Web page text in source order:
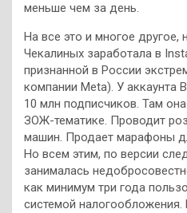
меньше чем за день.
На все это и многое
Чекалиных заработала в
признанной в России
компании Meta). У аккаунта
10 млн подписчиков. Там
ЗОЖ-тематике. Проводит
машин. Продает марафоны
Но всем этим, по версии
занималась
как минимум три года
системой